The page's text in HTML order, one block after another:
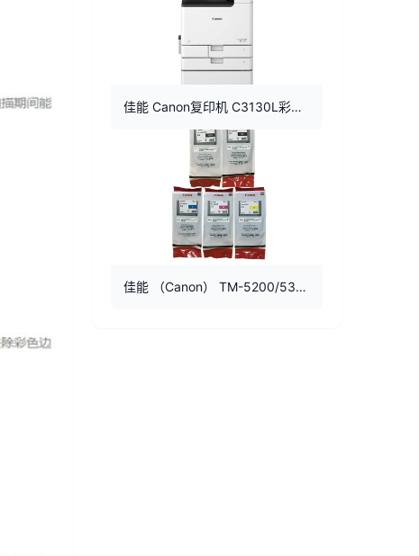
佳能 Canon复印机 C3130L彩色激光A3双面打印佳能复合机
佳能 （Canon） TM-5200/5300/5205/5305墨盒PFI-8320